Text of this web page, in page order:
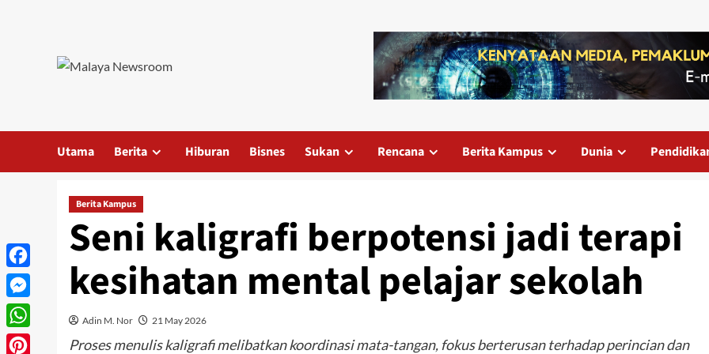
Utama Berita Hiburan Bisnes Sukan Rencana Berita Kampus Dunia
Berita Kampus
Seni kaligrafi berpotensi jadi terapi
kesihatan mental pelajar sekolah
Adin M. Nor 21 May 2026
Proses menulis kaligrafi melibatkan koordinasi mata-tangan, fokus berterusan terhadap perincian dan
Facebook
Messenger
WhatsApp